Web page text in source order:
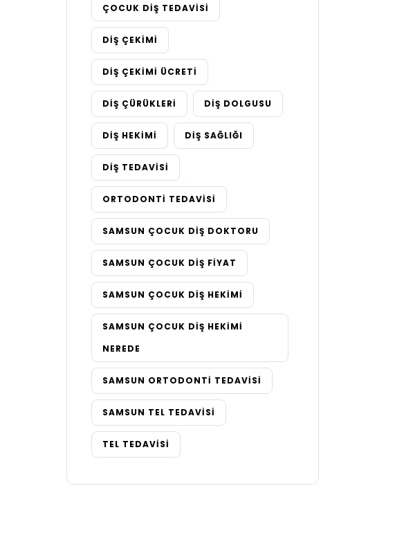
ÇOCUK DIŞ TEDAVISI
DIŞ ÇEKIMI
DIŞ ÇEKIMI ÜCRETI
DIŞ ÇÜRÜKLERI DIŞ DOLGUSU
DIŞ HEKIMI DIŞ SAĞLIĞI
DIŞ TEDAVISI
ORTODONTI TEDAVISI
SAMSUN ÇOCUK DIŞ DOKTORU
SAMSUN ÇOCUK DIŞ FIYAT
SAMSUN ÇOCUK DIŞ HEKIMI
SAMSUN ÇOCUK DIŞ HEKIMI
NEREDE
SAMSUN ORTODONTI TEDAVISI
SAMSUN TEL TEDAVISI
TEL TEDAVISI